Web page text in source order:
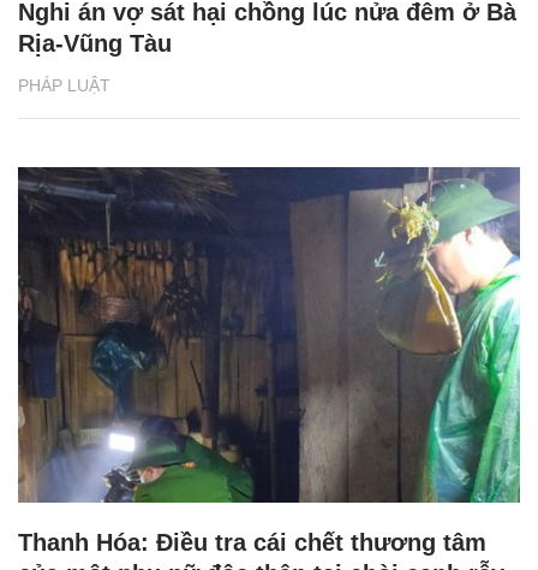
PHÁP LUẬT
Nghi án vợ sát hại chồng lúc nửa đêm ở Bà
Rịa-Vũng Tàu
Thanh Hóa: Điều tra cái chết thương tâm